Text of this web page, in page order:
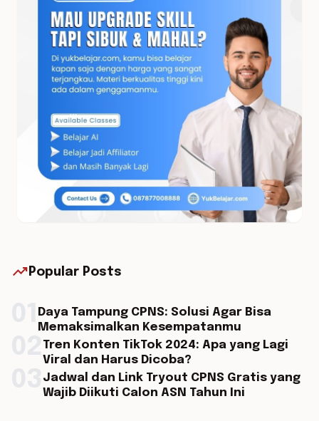
trending_up Popular Posts
Daya Tampung CPNS: Solusi Agar Bisa
Memaksimalkan Kesempatanmu
Tren Konten TikTok 2024: Apa yang Lagi
Viral dan Harus Dicoba?
Jadwal dan Link Tryout CPNS Gratis yang
Wajib Diikuti Calon ASN Tahun Ini